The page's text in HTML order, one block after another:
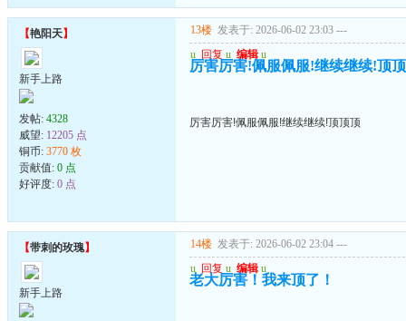
【艳阳天】
新手上路
发帖: 4328
威望: 12205 点
铜币: 3770 枚
贡献值: 0 点
好评度: 0 点
13楼 发表于: 2026-06-02 23:03 ---
u 回复 u 编辑 u
厉害厉害!佩服佩服!继续继续!顶
厉害厉害!佩服佩服!继续继续!顶顶顶
【带刺的玫瑰】
新手上路
14楼 发表于: 2026-06-02 23:04 ---
u 回复 u 编辑 u
老大厉害！我来顶了！